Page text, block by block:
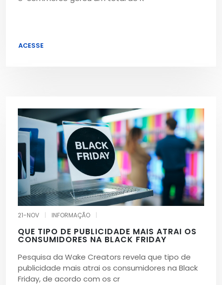
ACESSE
21-NOV INFORMAÇÃO
QUE TIPO DE PUBLICIDADE MAIS ATRAI OS
CONSUMIDORES NA BLACK FRIDAY
Pesquisa da Wake Creators revela que tipo de
publicidade mais atrai os consumidores na Black
Friday, de acordo com os cr